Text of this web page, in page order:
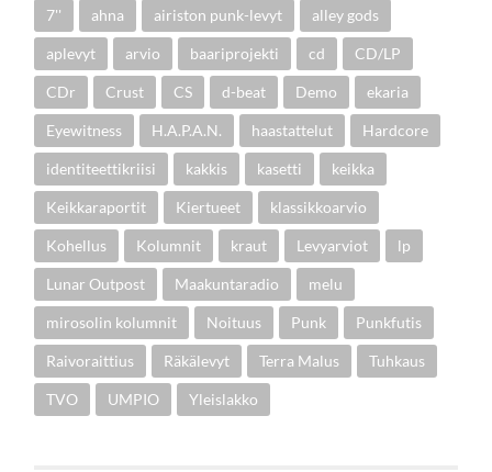
7'' ahna airiston punk-levyt alley gods
aplevyt arvio baariprojekti cd CD/LP
CDr Crust CS d-beat Demo ekaria
Eyewitness H.A.P.A.N. haastattelut Hardcore
identiteettikriisi kakkis kasetti keikka
Keikkaraportit Kiertueet klassikkoarvio
Kohellus Kolumnit kraut Levyarviot lp
Lunar Outpost Maakuntaradio melu
mirosolin kolumnit Noituus Punk Punkfutis
Raivoraittius Räkälevyt Terra Malus Tuhkaus
TVO UMPIO Yleislakko